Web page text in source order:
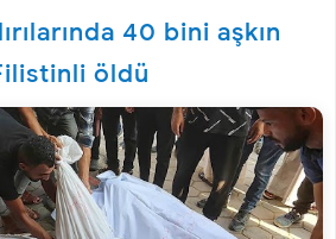
40 bini aşkın
öldü